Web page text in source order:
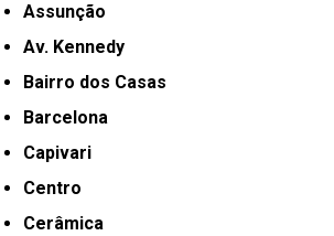
Assunção
Av. Kennedy
Bairro dos Casas
Barcelona
Capivari
Centro
Cerâmica